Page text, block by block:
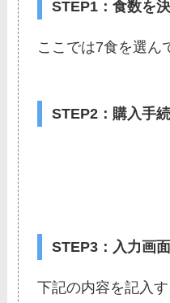
STEP1：食数を
ここでは7食を選ん
STEP2：購入手
STEP3：入力画
下記の内容を記入す